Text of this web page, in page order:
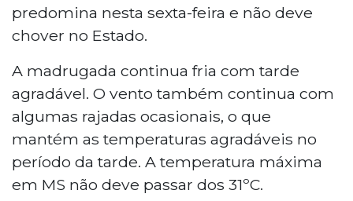
predomina nesta sexta-feira e não deve
chover no Estado.
A madrugada continua fria com tarde
agradável. O vento também continua com
algumas rajadas ocasionais, o que
mantém as temperaturas agradáveis no
período da tarde. A temperatura máxima
em MS não deve passar dos 31ºC.